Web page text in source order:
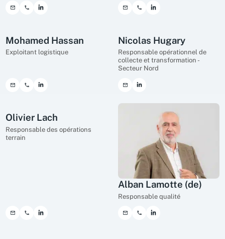
Mohamed Hassan
Exploitant logistique
Nicolas Hugary
Responsable opérationnel de
collecte et transformation -
Secteur Nord
Olivier Lach
Responsable des opérations
terrain
Alban Lamotte (de)
Responsable qualité